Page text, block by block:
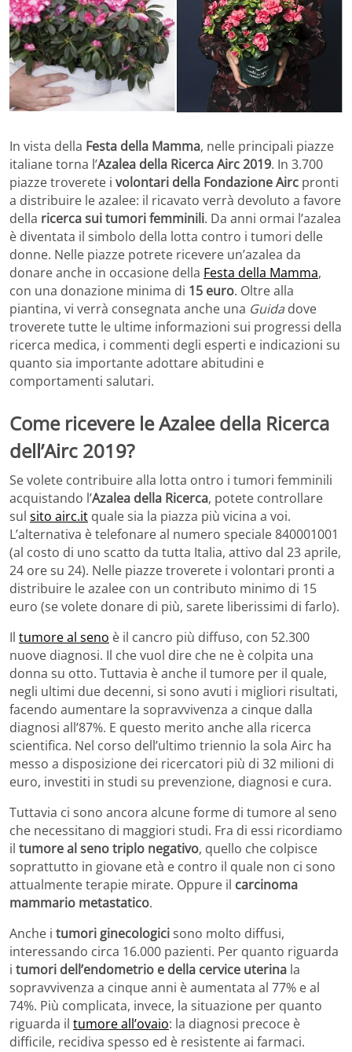
In vista della Festa della Mamma, nelle principali piazze
italiane torna l’Azalea della Ricerca Airc 2019. In 3.700
piazze troverete i volontari della Fondazione Airc pronti
a distribuire le azalee: il ricavato verrà devoluto a favore
della ricerca sui tumori femminili. Da anni ormai l’azalea
è diventata il simbolo della lotta contro i tumori delle
donne. Nelle piazze potrete ricevere un’azalea da
donare anche in occasione della Festa della Mamma,
con una donazione minima di 15 euro. Oltre alla
piantina, vi verrà consegnata anche una Guida dove
troverete tutte le ultime informazioni sui progressi della
ricerca medica, i commenti degli esperti e indicazioni su
quanto sia importante adottare abitudini e
comportamenti salutari.
Come ricevere le Azalee della Ricerca
dell’Airc 2019?
Se volete contribuire alla lotta ontro i tumori femminili
acquistando l’Azalea della Ricerca, potete controllare
sul sito airc.it quale sia la piazza più vicina a voi.
L’alternativa è telefonare al numero speciale 840001001
(al costo di uno scatto da tutta Italia, attivo dal 23 aprile,
24 ore su 24). Nelle piazze troverete i volontari pronti a
distribuire le azalee con un contributo minimo di 15
euro (se volete donare di più, sarete liberissimi di farlo).
Il tumore al seno è il cancro più diffuso, con 52.300
nuove diagnosi. Il che vuol dire che ne è colpita una
donna su otto. Tuttavia è anche il tumore per il quale,
negli ultimi due decenni, si sono avuti i migliori risultati,
facendo aumentare la sopravvivenza a cinque dalla
diagnosi all’87%. E questo merito anche alla ricerca
scientifica. Nel corso dell’ultimo triennio la sola Airc ha
messo a disposizione dei ricercatori più di 32 milioni di
euro, investiti in studi su prevenzione, diagnosi e cura.
Tuttavia ci sono ancora alcune forme di tumore al seno
che necessitano di maggiori studi. Fra di essi ricordiamo
il tumore al seno triplo negativo, quello che colpisce
soprattutto in giovane età e contro il quale non ci sono
attualmente terapie mirate. Oppure il carcinoma
mammario metastatico.
Anche i tumori ginecologicisono molto diffusi,
interessando circa 16.000 pazienti. Per quanto riguarda
i tumori dell’endometrio e della cervice uterina la
sopravvivenza a cinque anni è aumentata al 77% e al
74%. Più complicata, invece, la situazione per quanto
riguarda il tumore all’ovaio: la diagnosi precoce è
difficile, recidiva spesso ed è resistente ai farmaci.